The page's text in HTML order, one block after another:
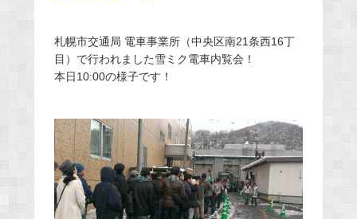
札幌市交通局 電車事業所（中央区南21条西16丁
目）で行われました雪ミク電車内覧会！
本日10:00の様子です！